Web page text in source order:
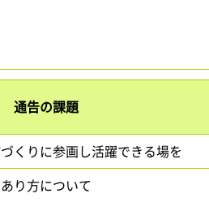
通告の課題
くりに参画し活躍できる場を
り方について